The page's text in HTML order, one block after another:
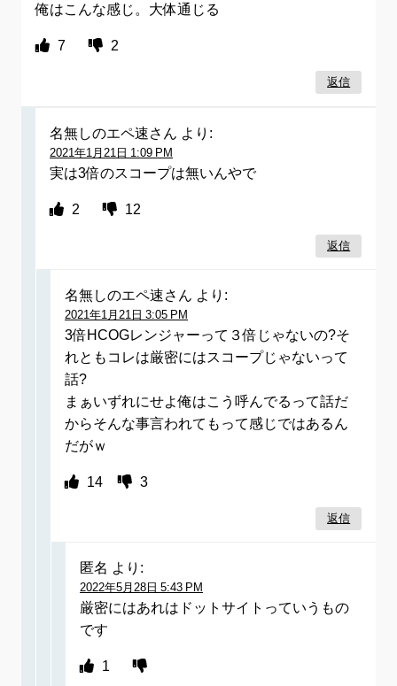
俺はこんな感じ。大体通じる
7 2
返信
名無しのエペ速さん より:
2021年1月21日 1:09 PM
実は3倍のスコープは無いんやで
2 12
返信
名無しのエペ速さん より:
2021年1月21日 3:05 PM
3倍HCOGレンジャーって３倍じゃないの?そ
れともコレは厳密にはスコープじゃないって
話?
まぁいずれにせよ俺はこう呼んでるって話だ
からそんな事言われてもって感じではあるん
だがｗ
14 3
返信
匿名 より:
2022年5月28日 5:43 PM
厳密にはあれはドットサイトっていうもの
です
1